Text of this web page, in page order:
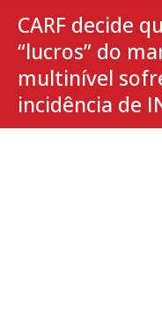
CARF decide
“lucros” do
multinível
incidência de